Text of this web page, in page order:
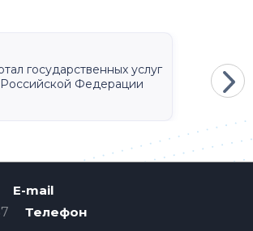
государственных услуг
Российской Федерации
E-mail
Телефон